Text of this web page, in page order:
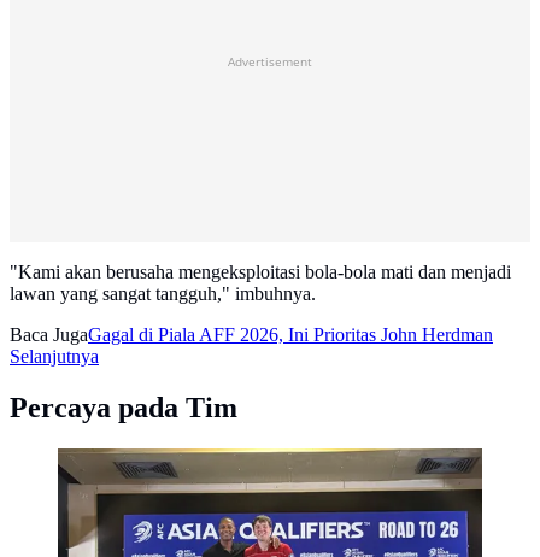
Advertisement
"Kami akan berusaha mengeksploitasi bola-bola mati dan menjadi
lawan yang sangat tangguh," imbuhnya.
Baca JugaGagal di Piala AFF 2026, Ini Prioritas John Herdman
Selanjutnya
Percaya pada Tim